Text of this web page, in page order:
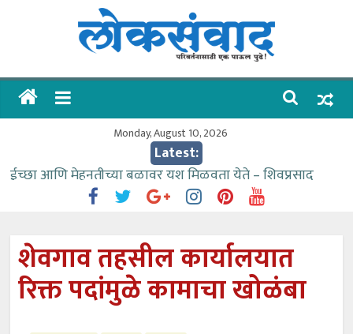
लोकसंवाद
ताज्या
Monday, August 10, 2026
Latest:
ईच्छा आणि मेहनतीच्या बळावर यश मिळवता येते – शिवप्रसाद
संजीवनीच्या विद्यार्थ्यांनी घेतली विमानतळ कार्यप्रणालीची माहिती
वाढीव निधी देण्यास पाणीपुरवठा मंत्री सकारात्मक – आ.आशुतोष
काळे
आत्मामालिक गुरूकूलाचे २२८ विद्यार्थी शिष्यवृत्तीस पात्र
शेवगाव तहसील कार्यालयात
रिक्त पदांमुळे कामाचा खोळंबा